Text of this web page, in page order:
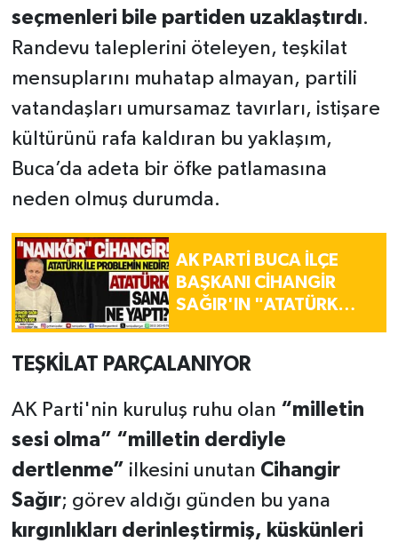
seçmenleri bile partiden uzaklaştırdı.
Randevu taleplerini öteleyen, teşkilat
mensuplarını muhatap almayan, partili
vatandaşları umursamaz tavırları, istişare
kültürünü rafa kaldıran bu yaklaşım,
Buca’da adeta bir öfke patlamasına
neden olmuş durumda.
AK PARTİ BUCA İLÇE
BAŞKANI CİHANGİR
SAĞIR'IN "ATATÜRK
TEŞKİLAT PARÇALANIYOR
AK Parti'nin kuruluş ruhu olan “milletin
sesi olma” “milletin derdiyle
dertlenme” ilkesini unutan Cihangir
Sağır; görev aldığı günden bu yana
kırgınlıkları derinleştirmiş, küskünleri